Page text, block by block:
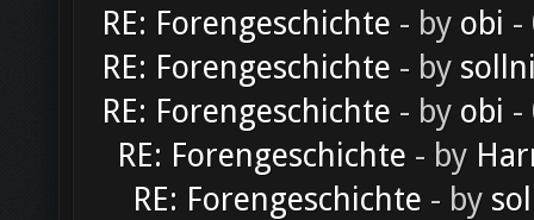
RE: Forengeschichte - by obi -
RE: Forengeschichte - by
RE: Forengeschichte - by obi -
RE: Forengeschichte - by
RE: Forengeschichte - by